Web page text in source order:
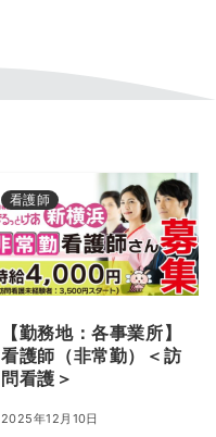
看護師
【勤務地：各事業所】
看護師（非常勤）＜訪
問看護＞
2025年12月10日